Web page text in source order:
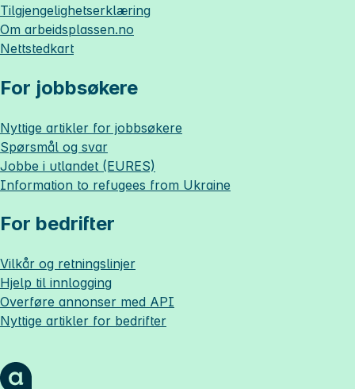
Tilgjengelighetserklæring
Om arbeidsplassen.no
Nettstedkart
For jobbsøkere
Nyttige artikler for jobbsøkere
Spørsmål og svar
Jobbe i utlandet (EURES)
Information to refugees from Ukraine
For bedrifter
Vilkår og retningslinjer
Hjelp til innlogging
Overføre annonser med API
Nyttige artikler for bedrifter